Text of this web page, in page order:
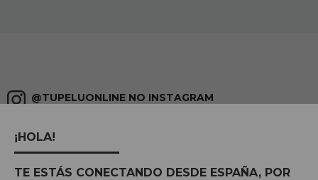
@TUPELUONLINE NO INSTAGRAM
compartilhe
¡HOLA!
TE ESTÁS CONECTANDO DESDE ESPAÑA, POR